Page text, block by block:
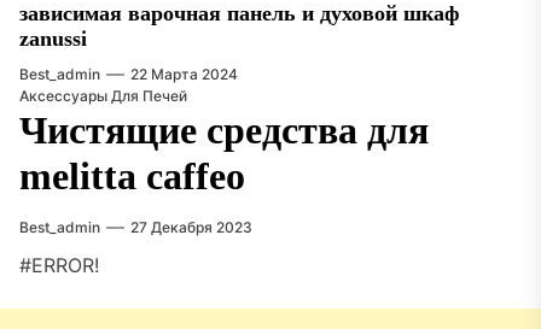
зависимая варочная панель и духовой шкаф
zanussi
Best_admin
22 Марта 2024
Аксессуары Для Печей
Чистящие средства для
melitta caffeo
Best_admin 27 Декабря 2023
#ERROR!